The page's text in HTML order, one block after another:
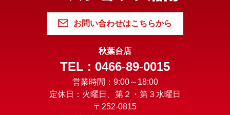
お問い合わせはこちらから
秋葉台店
TEL : 0466-89-0015
営業時間：9:00～18:00
定休日：火曜日、第２・第３水曜日
〒252-0815